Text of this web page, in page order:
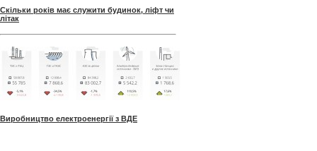
Скільки років має служити будинок, ліфт чи
літак
Виробництво електроенергії з ВДЕ